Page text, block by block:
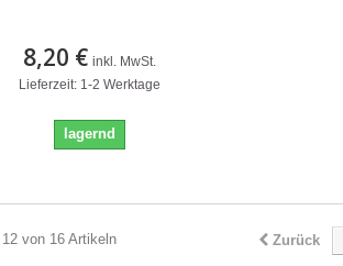
8,20 € inkl. MwSt.
Lieferzeit: 1-2 Werktage
lagernd
Zurück
von 16 Artikeln